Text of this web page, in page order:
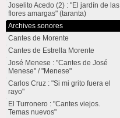
Joselito Acedo (2) : "El jardín de las
flores amargas" (taranta)
Archives sonores
Cantes de Morente
Cantes de Estrella Morente
José Menese : "Cantes de José
Menese" / "Menese"
Carlos Cruz : "Si mi grito fuera el
rayo"
El Turronero : "Cantes viejos.
Temas nuevos"